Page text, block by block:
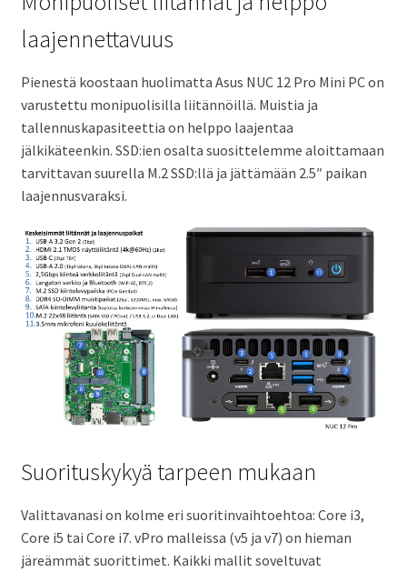
laajennettavuus
Pienestä koostaan huolimatta Asus NUC 12 Pro Mini PC on
varustettu monipuolisilla liitännöillä. Muistia ja
tallennuskapasiteettia on helppo laajentaa
jälkikäteenkin. SSD:ien osalta suosittelemme aloittamaan
tarvittavan suurella M.2 SSD:llä ja jättämään 2.5″ paikan
laajennusvaraksi.
Suorituskykyä tarpeen mukaan
Valittavanasi on kolme eri suoritinvaihtoehtoa: Core i3,
Core i5 tai Core i7. vPro malleissa (v5 ja v7) on hieman
järeämmät suorittimet. Kaikki mallit soveltuvat